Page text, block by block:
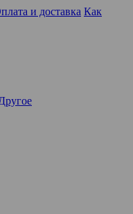
и доставка Как
Другое